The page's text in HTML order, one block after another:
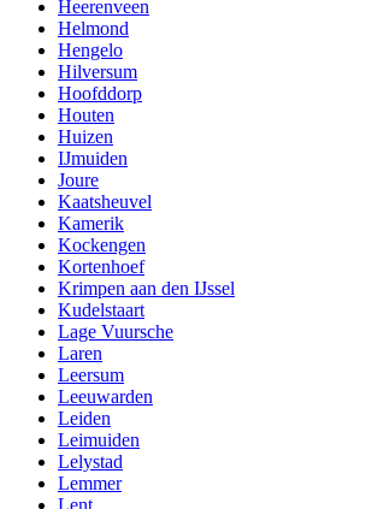
Heerenveen
Helmond
Hengelo
Hilversum
Hoofddorp
Houten
Huizen
IJmuiden
Joure
Kaatsheuvel
Kamerik
Kockengen
Kortenhoef
Krimpen aan den IJssel
Kudelstaart
Lage Vuursche
Laren
Leersum
Leeuwarden
Leiden
Leimuiden
Lelystad
Lemmer
Lent